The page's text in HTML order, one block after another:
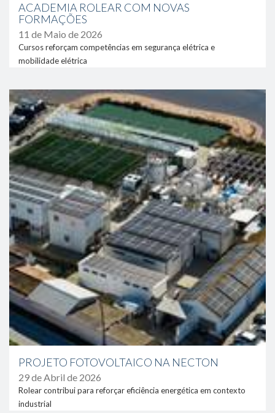
ACADEMIA ROLEAR COM NOVAS
FORMAÇÕES
11 de Maio de 2026
Cursos reforçam competências em segurança elétrica e
mobilidade elétrica
PROJETO FOTOVOLTAICO NA NECTON
29 de Abril de 2026
Rolear contribui para reforçar eficiência energética em contexto
industrial
link